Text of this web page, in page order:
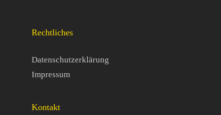
Rechtliches
Datenschutzerklärung
Impressum
Kontakt